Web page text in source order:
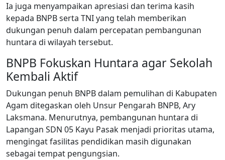
Ia juga menyampaikan apresiasi dan terima kasih
kepada BNPB serta TNI yang telah memberikan
dukungan penuh dalam percepatan pembangunan
huntara di wilayah tersebut.
BNPB Fokuskan Huntara agar Sekolah
Kembali Aktif
Dukungan penuh BNPB dalam pemulihan di Kabupaten
Agam ditegaskan oleh Unsur Pengarah BNPB, Ary
Laksmana. Menurutnya, pembangunan huntara di
Lapangan SDN 05 Kayu Pasak menjadi prioritas utama,
mengingat fasilitas pendidikan masih digunakan
sebagai tempat pengungsian.